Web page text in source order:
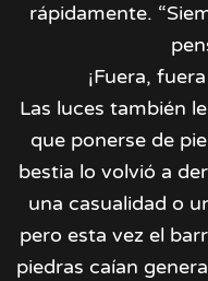
rápidamente.
¡Fuera,
Las luces también
que ponerse de
bestia lo volvió a
una casualidad o
pero esta vez el
piedras caían